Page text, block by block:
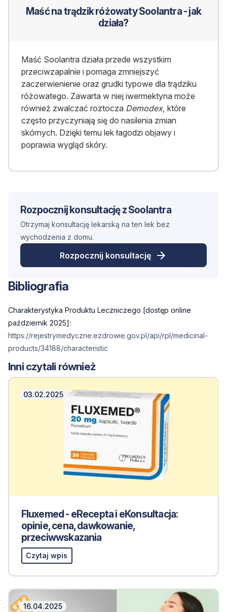
Maść na trądzik różowaty Soolantra - jak
działa?
Maść Soolantra działa przede wszystkim
przeciwzapalnie i pomaga zmniejszyć
zaczerwienienie oraz grudki typowe dla trądziku
różowatego. Zawarta w niej iwermektyna może
również zwalczać roztocza Demodex, które
często przyczyniają się do nasilenia zmian
skórnych. Dzięki temu lek łagodzi objawy i
poprawia wygląd skóry.
Rozpocznij konsultację z Soolantra
Otrzymaj konsultację lekarską na ten lek bez
wychodzenia z domu.
Rozpocznij konsultację
Bibliografia
Charakterystyka Produktu Leczniczego [dostęp online
październik 2025]:
https://rejestrymedyczne.ezdrowie.gov.pl/api/rpl/medicinal-
products/34188/characteristic
Inni czytali również
03.02.2025
Fluxemed - eRecepta i eKonsultacja:
opinie, cena, dawkowanie,
przeciwwskazania
Czytaj wpis
16.04.2025